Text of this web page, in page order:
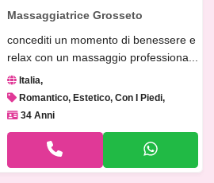
Massaggiatrice Grosseto
concediti un momento di benessere e
relax con un massaggio professiona...
Italia
Romantico, Estetico, Con I Piedi
34 Anni